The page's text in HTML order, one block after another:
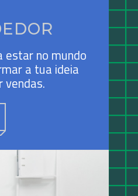
estar no mundo
a tua ideia
vendas.